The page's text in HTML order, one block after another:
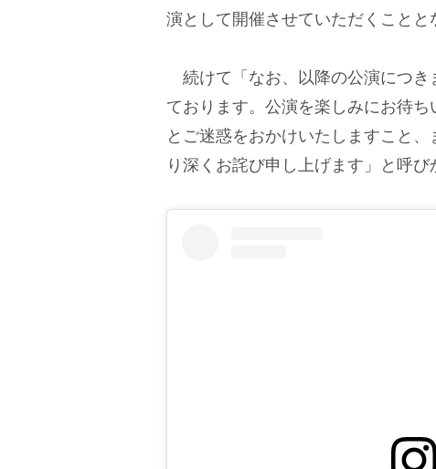
演として開催させていただくことと
続けて「なお、以降の公演につき
ております。公演を楽しみにお待
とご迷惑をおかけいたしますこと
り深くお詫び申し上げます」と呼び